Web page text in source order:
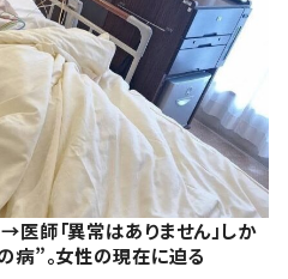
師「異常はありません」しか
病”。女性の現在に迫る